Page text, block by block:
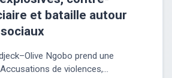
et bataille autour
Ngobo prend une
de violences,...